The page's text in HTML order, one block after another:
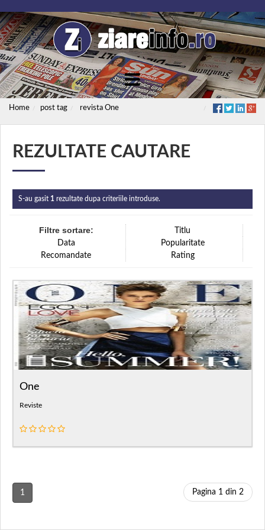
Home post tag revista One
REZULTATE CAUTARE
S-au gasit 1 rezultate dupa criteriile introduse.
Filtre sortare:
Titlu
Data
Popularitate
Recomandate
Rating
One
Reviste
1 Pagina 1 din 2